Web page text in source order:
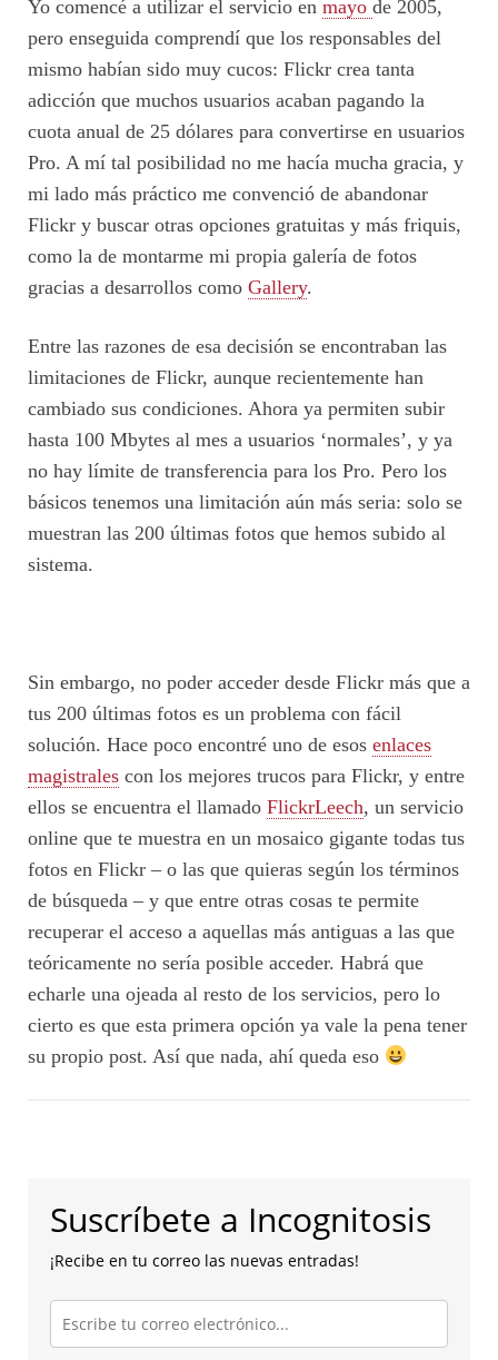
Yo comencé a utilizar el servicio en mayo de 2005,
pero enseguida comprendí que los responsables del
mismo habían sido muy cucos: Flickr crea tanta
adicción que muchos usuarios acaban pagando la
cuota anual de 25 dólares para convertirse en usuarios
Pro. A mí tal posibilidad no me hacía mucha gracia, y
mi lado más práctico me convenció de abandonar
Flickr y buscar otras opciones gratuitas y más friquis,
como la de montarme mi propia galería de fotos
gracias a desarrollos como Gallery.
Entre las razones de esa decisión se encontraban las
limitaciones de Flickr, aunque recientemente han
cambiado sus condiciones. Ahora ya permiten subir
hasta 100 Mbytes al mes a usuarios ‘normales’, y ya
no hay límite de transferencia para los Pro. Pero los
básicos tenemos una limitación aún más seria: solo se
muestran las 200 últimas fotos que hemos subido al
sistema.
Sin embargo, no poder acceder desde Flickr más que a
tus 200 últimas fotos es un problema con fácil
solución. Hace poco encontré uno de esos enlaces
magistrales con los mejores trucos para Flickr, y entre
ellos se encuentra el llamado FlickrLeech, un servicio
online que te muestra en un mosaico gigante todas tus
fotos en Flickr – o las que quieras según los términos
de búsqueda – y que entre otras cosas te permite
recuperar el acceso a aquellas más antiguas a las que
teóricamente no sería posible acceder. Habrá que
echarle una ojeada al resto de los servicios, pero lo
cierto es que esta primera opción ya vale la pena tener
su propio post. Así que nada, ahí queda eso
Suscríbete a Incognitosis
¡Recibe en tu correo las nuevas entradas!
Escribe
tu
correo